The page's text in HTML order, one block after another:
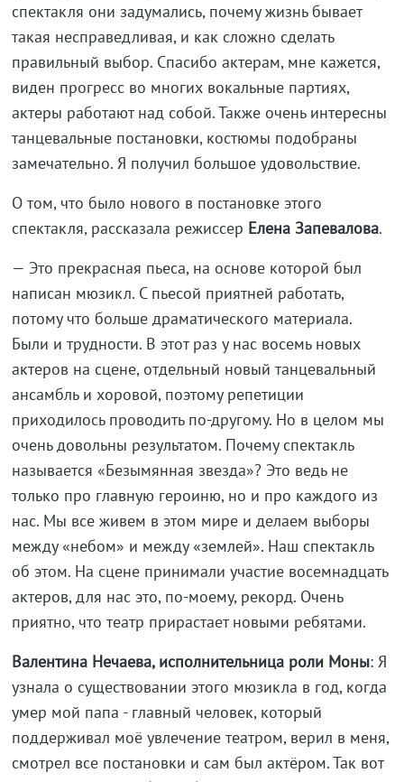
спектакля они задумались, почему жизнь бывает
такая несправедливая, и как сложно сделать
правильный выбор. Спасибо актерам, мне кажется,
виден прогресс во многих вокальные партиях,
актеры работают над собой. Также очень интересны
танцевальные постановки, костюмы подобраны
замечательно. Я получил большое удовольствие.
О том, что было нового в постановке этого
спектакля, рассказала режиссер Елена Запевалова.
— Это прекрасная пьеса, на основе которой был
написан мюзикл. С пьесой приятней работать,
потому что больше драматического материала.
Были и трудности. В этот раз у нас восемь новых
актеров на сцене, отдельный новый танцевальный
ансамбль и хоровой, поэтому репетиции
приходилось проводить по-другому. Но в целом мы
очень довольны результатом. Почему спектакль
называется «Безымянная звезда»? Это ведь не
только про главную героиню, но и про каждого из
нас. Мы все живем в этом мире и делаем выборы
между «небом» и между «землей». Наш спектакль
об этом. На сцене принимали участие восемнадцать
актеров, для нас это, по-моему, рекорд. Очень
приятно, что театр прирастает новыми ребятами.
Валентина Нечаева, исполнительница роли Моны: Я
узнала о существовании этого мюзикла в год, когда
умер мой папа - главный человек, который
поддерживал моё увлечение театром, верил в меня,
смотрел все постановки и сам был актёром. Так вот